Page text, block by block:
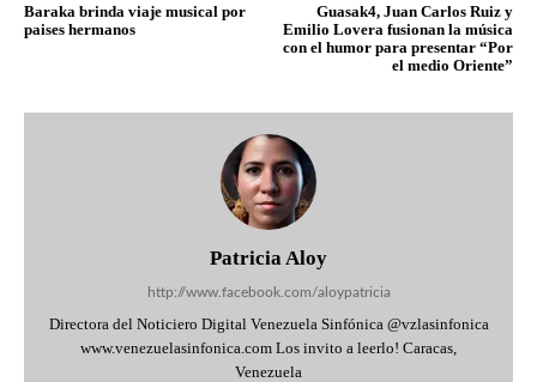
Baraka brinda viaje musical por
paises hermanos
Guasak4, Juan Carlos Ruiz y
Emilio Lovera fusionan la música
con el humor para presentar “Por
el medio Oriente”
Patricia Aloy
http://www.facebook.com/aloypatricia
Directora del Noticiero Digital Venezuela Sinfónica @vzlasinfonica
www.venezuelasinfonica.com Los invito a leerlo! Caracas,
Venezuela